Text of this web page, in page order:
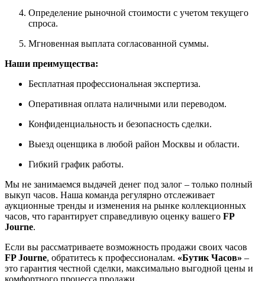
Определение рыночной стоимости с учетом текущего
спроса.
Мгновенная выплата согласованной суммы.
Наши преимущества:
Бесплатная профессиональная экспертиза.
Оперативная оплата наличными или переводом.
Конфиденциальность и безопасность сделки.
Выезд оценщика в любой район Москвы и области.
Гибкий график работы.
Мы не занимаемся выдачей денег под залог – только полный
выкуп часов. Наша команда регулярно отслеживает
аукционные тренды и изменения на рынке коллекционных
часов, что гарантирует справедливую оценку вашего FP
Journe.
Если вы рассматриваете возможность продажи своих часов
FP Journe, обратитесь к профессионалам. «Бутик Часов» –
это гарантия честной сделки, максимально выгодной цены и
комфортного процесса продажи.